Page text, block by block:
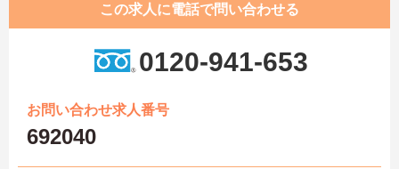
この求人に電話で問い合わせる
0120-941-653
お問い合わせ求人番号
692040